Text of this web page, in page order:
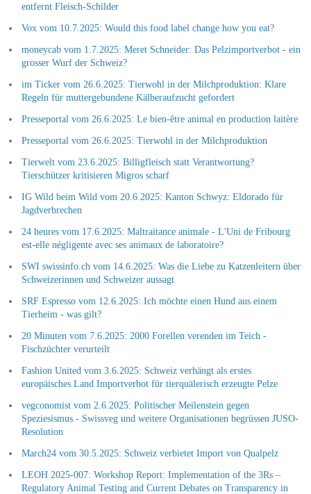
entfernt Fleisch-Schilder
Vox vom 10.7.2025: Would this food label change how you eat?
moneycab vom 1.7.2025: Meret Schneider: Das Pelzimportverbot - ein
grosser Wurf der Schweiz?
im Ticker vom 26.6.2025: Tierwohl in der Milchproduktion: Klare
Regeln für muttergebundene Kälberaufzucht gefordert
Presseportal vom 26.6.2025: Le bien-être animal en production laitère
Presseportal vom 26.6.2025: Tierwohl in der Milchproduktion
Tierwelt vom 23.6.2025: Billigfleisch statt Verantwortung?
Tierschützer kritisieren Migros scharf
IG Wild beim Wild vom 20.6.2025: Kanton Schwyz: Eldorado für
Jagdverbrechen
24 heures vom 17.6.2025: Maltraitance animale - L'Uni de Fribourg
est-elle négligente avec ses animaux de laboratoire?
SWI swissinfo.ch vom 14.6.2025: Was die Liebe zu Katzenleitern über
Schweizerinnen und Schweizer aussagt
SRF Espresso vom 12.6.2025: Ich möchte einen Hund aus einem
Tierheim - was gilt?
20 Minuten vom 7.6.2025: 2000 Forellen verenden im Teich -
Fischzüchter verurteilt
Fashion United vom 3.6.2025: Schweiz verhängt als erstes
europäisches Land Importverbot für tierquälerisch erzeugte Pelze
vegconomist vom 2.6.2025: Politischer Meilenstein gegen
Speziesismus - Swissveg und weitere Organisationen begrüssen JUSO-
Resolution
March24 vom 30.5.2025: Schweiz verbietet Import von Qualpelz
LEOH 2025-007: Workshop Report: Implementation of the 3Rs –
Regulatory Animal Testing and Current Debates on Transparency in